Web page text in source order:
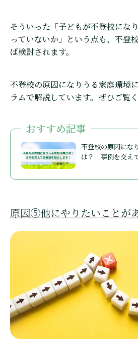
そういった「子どもが不登校にな
っていないか」という点も、不登
ば検討されます。
不登校の原因になりうる家庭環境
ラムで解説しています。ぜひご覧く
おすすめ記事
不登校の原因にな
は？ 事例を交え
原因⑤他にやりたいことが